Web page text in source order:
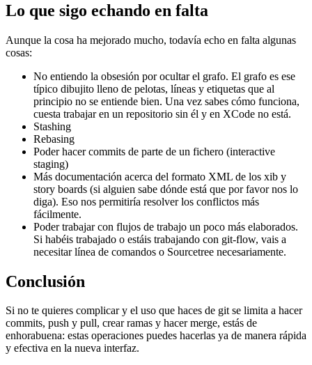
Lo que sigo echando en falta
Aunque la cosa ha mejorado mucho, todavía echo en falta algunas
cosas:
No entiendo la obsesión por ocultar el grafo. El grafo es ese
típico dibujito lleno de pelotas, líneas y etiquetas que al
principio no se entiende bien. Una vez sabes cómo funciona,
cuesta trabajar en un repositorio sin él y en XCode no está.
Stashing
Rebasing
Poder hacer commits de parte de un fichero (interactive
staging)
Más documentación acerca del formato XML de los xib y
story boards (si alguien sabe dónde está que por favor nos lo
diga). Eso nos permitiría resolver los conflictos más
fácilmente.
Poder trabajar con flujos de trabajo un poco más elaborados.
Si habéis trabajado o estáis trabajando con git-flow, vais a
necesitar línea de comandos o Sourcetree necesariamente.
Conclusión
Si no te quieres complicar y el uso que haces de git se limita a hacer
commits, push y pull, crear ramas y hacer merge, estás de
enhorabuena: estas operaciones puedes hacerlas ya de manera rápida
y efectiva en la nueva interfaz.